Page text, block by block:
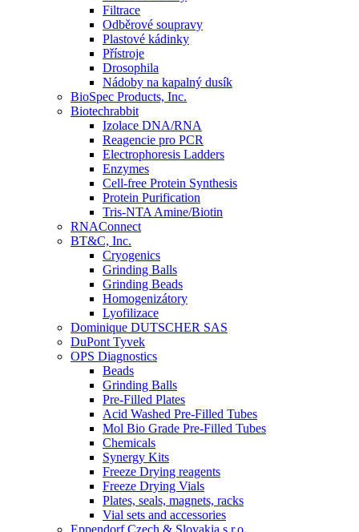
Filtrace
Odběrové soupravy
Plastové kádinky
Přístroje
Drosophila
Nádoby na kapalný dusík
BioSpec Products, Inc.
Biotechrabbit
Izolace DNA/RNA
Reagencie pro PCR
Electrophoresis Ladders
Enzymes
Cell-free Protein Synthesis
Protein Purification
Tris-NTA Amine/Biotin
RNAConnect
BT&C, Inc.
Cryogenics
Grinding Balls
Grinding Beads
Homogenizátory
Lyofilizace
Dominique DUTSCHER SAS
DuPont Tyvek
OPS Diagnostics
Beads
Grinding Balls
Pre-Filled Plates
Acid Washed Pre-Filled Tubes
Mol Bio Grade Pre-Filled Tubes
Chemicals
Synergy Kits
Freeze Drying reagents
Freeze Drying Vials
Plates, seals, magnets, racks
Vial sets and accessories
Eppendorf Czech & Slovakia s.r.o.